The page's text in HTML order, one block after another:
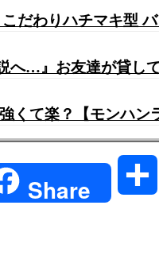
だわりハチマキ型
へ…』お友達が貸し
くて楽？【モンハン
Share